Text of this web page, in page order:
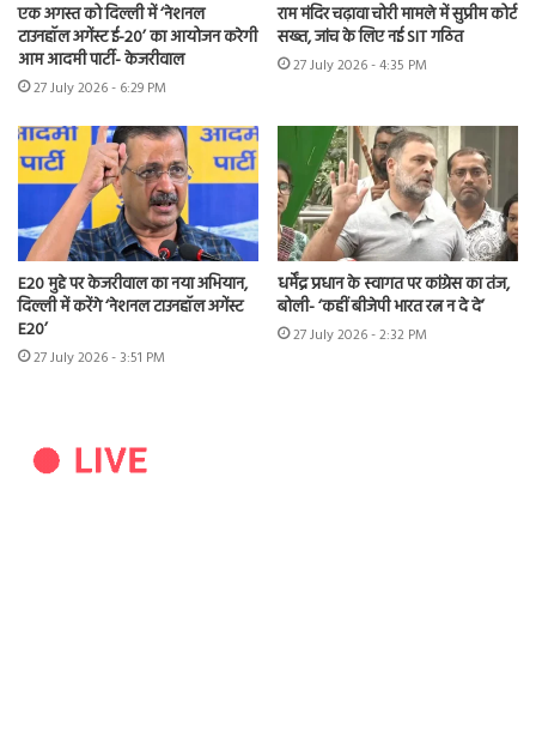
एक अगस्त को दिल्ली में ‘नेशनल
टाउनहॉल अगेंस्ट ई-20’ का आयोजन करेगी
आम आदमी पार्टी- केजरीवाल
27 July 2026 - 6:29 PM
राम मंदिर चढ़ावा चोरी मामले में सुप्रीम कोर्ट
सख्त, जांच के लिए नई SIT गठित
27 July 2026 - 4:35 PM
E20 मुद्दे पर केजरीवाल का नया अभियान,
दिल्ली में करेंगे ‘नेशनल टाउनहॉल अगेंस्ट
E20’
27 July 2026 - 3:51 PM
धर्मेंद्र प्रधान के स्वागत पर कांग्रेस का तंज,
बोली- ‘कहीं बीजेपी भारत रत्न न दे दे’
27 July 2026 - 2:32 PM